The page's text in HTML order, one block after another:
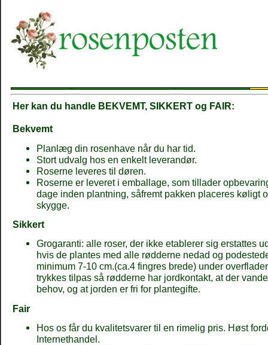
Her kan du handle BEKVEMT, SIKKERT og FAIR:
Bekvemt
Planlæg din rosenhave når du har tid.
Stort udvalg hos en enkelt leverandør.
Roserne leveres til døren.
Roserne er leveret i emballage, som tillader
dage inden plantning, såfremt pakken placeres køligt
skygge.
Sikkert
Grogaranti: alle roser, der ikke etablerer sig erstattes
hvis de plantes med alle rødderne nedad og
minimum 7-10 cm.(ca.4 fingres brede) under
trykkes tilpas så rødderne har jordkontakt, at der
behov, og at jorden er fri for plantegifte.
Fair
Hos os får du kvalitetsvarer til en rimelig pris. Høst
Internethandel.